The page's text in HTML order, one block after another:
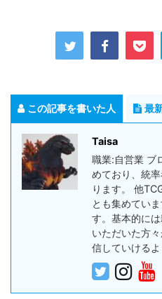
この記事を書いた人 最
Taisa
職業:自営業 ブ
めており、統
ります。 他
とも集めてい
す。基本的に
いただいた方
信していけるよ